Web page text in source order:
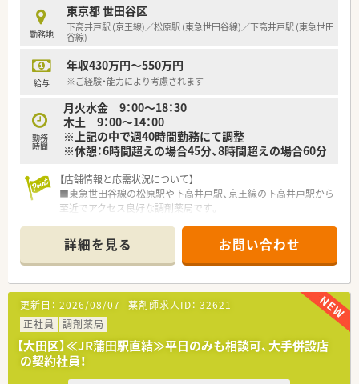
で月6～10時間に抑えられております！
★「えるぼし最高位３つ星認定」を取得！
性の活躍を応援する企業です！
育児休暇の延長が3歳まで可能や育児ギフト制度、男性の育児休
長期的に活躍できる仕組みづくりに挑戦しております！
★多様な店舗形態で幅広い経験が積める環境です！
ドラッグストアをメインに展開する富士薬品ですが、店舗出店形
ドラッグ併設店は勿論のこよ、調剤単独店の出店があるほか、応
需形態も総合病院門前型、クリニックモール型、医療ヴィレッジ
型、面応需型と多岐に渡り、富士薬品内で多様な店舗での就業経
験が可能です！
その他、期間限定で地方圏のグループ会社への出向も可能ですの
で、店舗だけでなく全国あらゆるエリアにて経験を積むことも可
能です！
★分申請推進でドラッグストア特有の深夜勤務はございません！
会社としてドラッグストアと調剤室の営業を分ける分離申請を
推奨しております！
薬剤師は調剤部門への配属になりますので、店内のレジ打ちや品
出しへ駆り出されることはございません！
調剤室も「19時まで営業」や「日祝休み」の店舗が多いので、調剤
勤務地
東京都 世田谷区
下高井戸駅 (京王線)／松原駅 (東急世田谷線)／下高井戸駅 (東急世田
谷線)
給与
年収430万円～550万円
※ご経験・能力により考慮されます
勤務
時間
月火水金 9：00～18：30
木土 9：00～14：00
※上記の中で週40時間勤務にて調整
※休憩：6時間超えの場合45分、8時間超えの場合60分
【店舗情報と応需状況について】
■東急世田谷線の松原駅や下高井戸駅、京王線の下高井戸駅から
至近でアクセス良好な調剤薬局です。
1日あたり平均30枚から40枚程度を扱っています。
■店舗の勤務体制は薬剤師3名体制となっており、互いに業務を
サポートしながら円滑に調剤業務を行える環境です。
【募集背景と求める人物像について】
■欠員補充に伴い、現場の調剤体制をより強固にし、安定した医
療サービスを継続して提供するための正社員募集です。
■調剤や服薬指導の実務経験をお持ちの方で、患者様や周囲のス
タッフに対して明るく丁寧な対応ができる方を求めます。
■研修認定薬剤師の取得を目指すなど、意欲的にスキル向上に取
り組みながら周囲と協力して勤務できる方を歓迎します。
詳細を見る お問い合わせ
更新日： 2026/08/07 薬剤師求人ID： 32621
正社員
調剤薬局
【大田区】≪JR蒲田駅直結≫平日のみも相談可、大手併設店
の契約社員！